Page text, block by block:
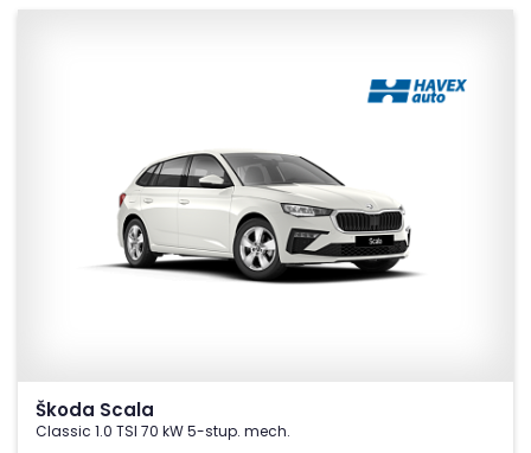
Škoda Scala
Classic 1.0 TSI 70 kW 5-stup. mech.